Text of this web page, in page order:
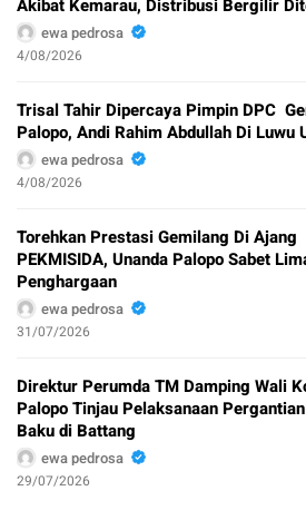
Akibat Kemarau, Distribusi Bergilir
ewa pedrosa
4/08/2026
Trisal Tahir Dipercaya Pimpin DPC
Palopo, Andi Rahim Abdullah Di Luwu
ewa pedrosa
4/08/2026
Torehkan Prestasi Gemilang Di Ajang
PEKMISIDA, Unanda Palopo Sabet
Penghargaan
ewa pedrosa
31/07/2026
Direktur Perumda TM Damping Wali
Palopo Tinjau Pelaksanaan
Baku di Battang
ewa pedrosa
29/07/2026